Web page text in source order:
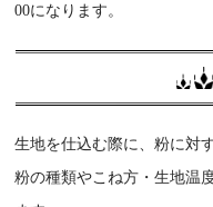
00になります。
生地を仕込む際に、粉に対
粉の種類やこね方・生地温